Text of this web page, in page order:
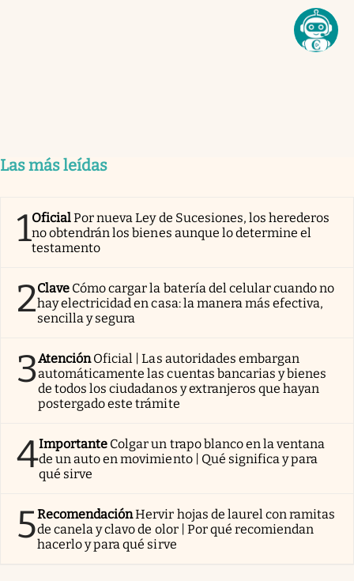
Las más leídas
1OficialPor nueva Ley de Sucesiones, los herederos
no obtendrán los bienes aunque lo determine el
testamento
2Clave Cómo cargar la batería del celular cuando no
hay electricidad en casa: la manera más efectiva,
sencilla y segura
3AtenciónOficial | Las autoridades embargan
automáticamente las cuentas bancarias y bienes
de todos los ciudadanos y extranjeros que hayan
postergado este trámite
4Importante Colgar un trapo blanco en la ventana
de un auto en movimiento | Qué significa y para
qué sirve
5RecomendaciónHervir hojas de laurel con ramitas
de canela y clavo de olor | Por qué recomiendan
hacerlo y para qué sirve